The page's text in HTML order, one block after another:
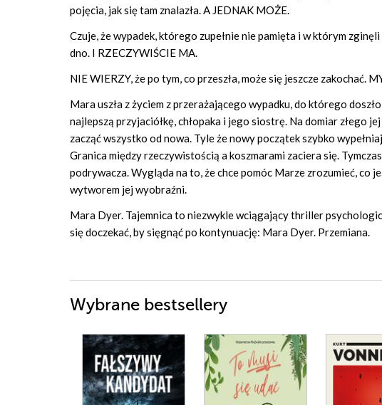
pojęcia, jak się tam znalazła. A JEDNAK MOŻE.
Czuje, że wypadek, którego zupełnie nie pamięta i w którym
dno. I RZECZYWIŚCIE MA.
NIE WIERZY, że po tym, co przeszła, może się jeszcze zakochać.
Mara uszła z życiem z przerażającego wypadku, do którego
najlepszą przyjaciółkę, chłopaka i jego siostrę. Na domiar złego
zacząć wszystko od nowa. Tyle że nowy początek szybko
Granica między rzeczywistością a koszmarami zaciera się.
podrywacza. Wygląda na to, że chce pomóc Marze zrozumieć, co
wytworem jej wyobraźni.
Mara Dyer. Tajemnica to niezwykle wciągający thriller
się doczekać, by sięgnąć po kontynuację: Mara Dyer. Przemiana.
Wybrane bestsellery